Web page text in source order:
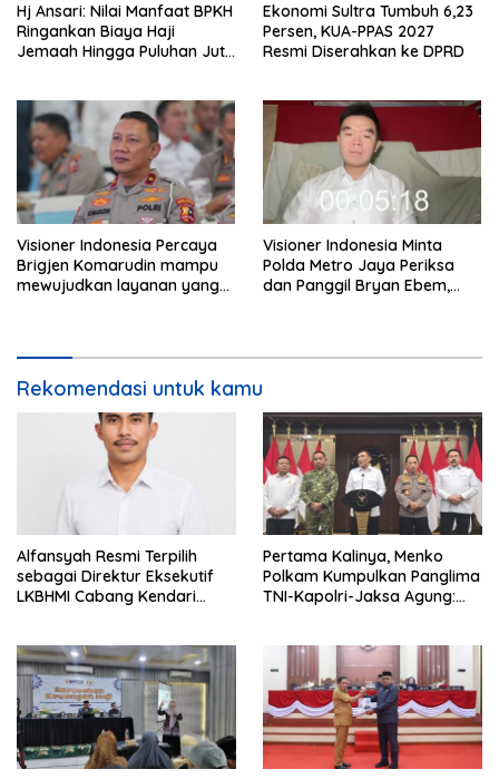
Hj Ansari: Nilai Manfaat BPKH
Ringankan Biaya Haji
Jemaah Hingga Puluhan Juta
Ekonomi Sultra Tumbuh 6,23
Persen, KUA-PPAS 2027
Resmi Diserahkan ke DPRD
Visioner Indonesia Percaya
Brigjen Komarudin mampu
mewujudkan layanan yang
Visioner Indonesia Minta
Polda Metro Jaya Periksa
dan Panggil Bryan Ebem,
Rekomendasi untuk kamu
Alfansyah Resmi Terpilih
sebagai Direktur Eksekutif
LKBHMI Cabang Kendari
Pertama Kalinya, Menko
Polkam Kumpulkan Panglima
TNI-Kapolri-Jaksa Agung: